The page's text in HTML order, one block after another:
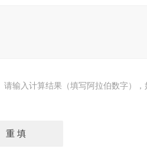
请输入计算结果（填写阿拉伯数字），